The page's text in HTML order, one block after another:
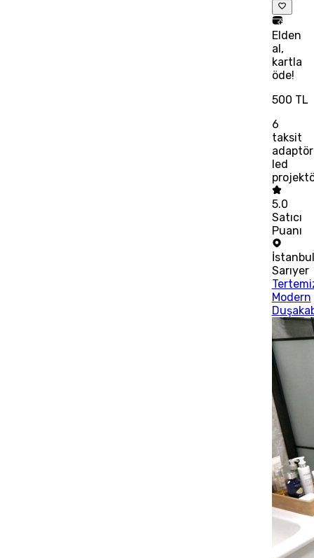
Elden
al,
kartla
öde!
500 TL
6
taksit
adaptör
led
5.0
Satıcı
Puanı
İstanbul
Sarıyer
Modern